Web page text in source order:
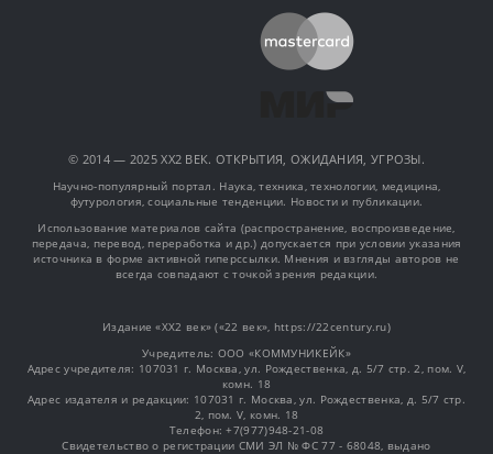
© 2014 — 2025 XX2 ВЕК. ОТКРЫТИЯ, ОЖИДАНИЯ, УГРОЗЫ.
Научно-популярный портал. Наука, техника, технологии, медицина,
футурология, социальные тенденции. Новости и публикации.
Использование материалов сайта (распространение, воспроизведение,
передача, перевод, переработка и др.) допускается при условии указания
источника в форме активной гиперссылки. Мнения и взгляды авторов не
всегда совпадают с точкой зрения редакции.
Издание «XX2 век» («22 век», https://22century.ru)
Учредитель: OOO «КОММУНИКЕЙК»
Адрес учредителя: 107031 г. Москва, ул. Рождественка, д. 5/7 стр. 2, пом. V,
комн. 18
Адрес издателя и редакции: 107031 г. Москва, ул. Рождественка, д. 5/7 стр.
2, пом. V, комн. 18
Телефон: +7(977)948-21-08
Свидетельство о регистрации СМИ ЭЛ № ФС 77 - 68048, выдано